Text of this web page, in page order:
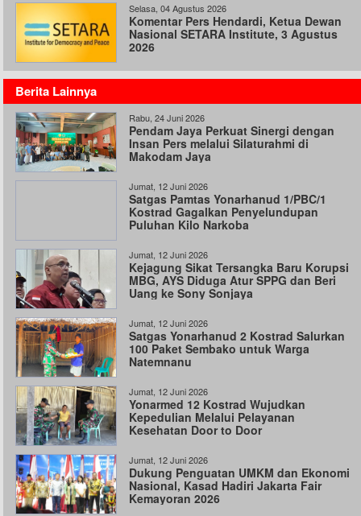
Selasa, 04 Agustus 2026
Komentar Pers Hendardi, Ketua Dewan
Nasional SETARA Institute, 3 Agustus
2026
Berita Lainnya
Rabu, 24 Juni 2026
Pendam Jaya Perkuat Sinergi dengan
Insan Pers melalui Silaturahmi di
Makodam Jaya
Jumat, 12 Juni 2026
Satgas Pamtas Yonarhanud 1/PBC/1
Kostrad Gagalkan Penyelundupan
Puluhan Kilo Narkoba
Jumat, 12 Juni 2026
Kejagung Sikat Tersangka Baru Korupsi
MBG, AYS Diduga Atur SPPG dan Beri
Uang ke Sony Sonjaya
Jumat, 12 Juni 2026
Satgas Yonarhanud 2 Kostrad Salurkan
100 Paket Sembako untuk Warga
Natemnanu
Jumat, 12 Juni 2026
Yonarmed 12 Kostrad Wujudkan
Kepedulian Melalui Pelayanan
Kesehatan Door to Door
Jumat, 12 Juni 2026
Dukung Penguatan UMKM dan Ekonomi
Nasional, Kasad Hadiri Jakarta Fair
Kemayoran 2026